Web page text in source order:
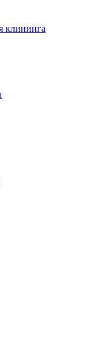
клининга